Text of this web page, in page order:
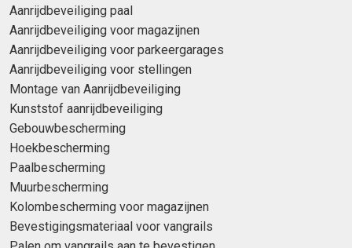
Aanrijdbeveiliging paal
Aanrijdbeveiliging voor magazijnen
Aanrijdbeveiliging voor parkeergarages
Aanrijdbeveiliging voor stellingen
Montage van Aanrijdbeveiliging
Kunststof aanrijdbeveiliging
Gebouwbescherming
Hoekbescherming
Paalbescherming
Muurbescherming
Kolombescherming voor magazijnen
Bevestigingsmateriaal voor vangrails